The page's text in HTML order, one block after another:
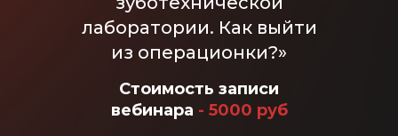
лаборатории. Как выйти
из операционки?»
Стоимость записи
вебинара - 5000 руб